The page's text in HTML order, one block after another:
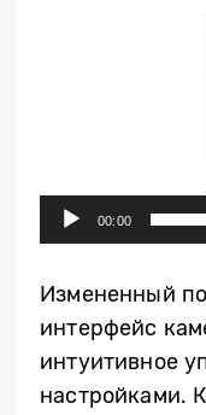
00:00
Измененный
интерфейс
интуитивное
настройками.